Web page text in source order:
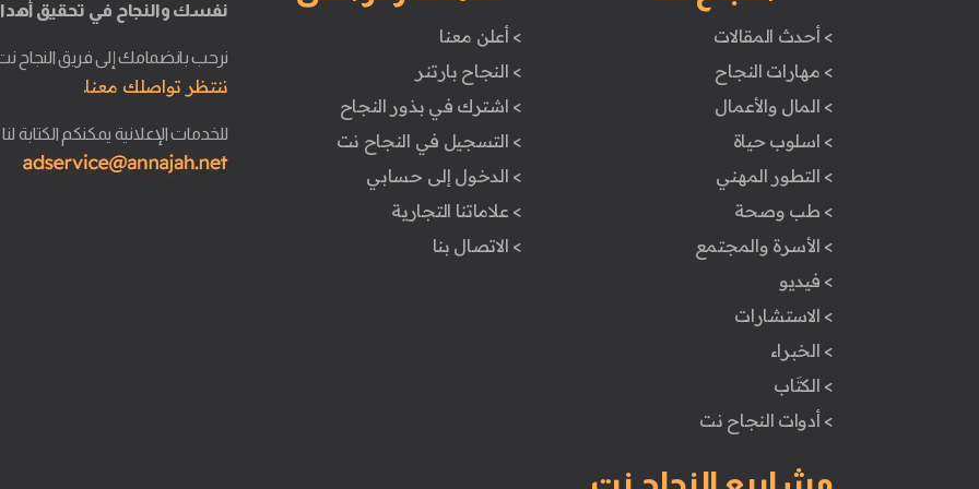
> أحدث المقالات
> مهارات النجاح
> المال والأعمال
> اسلوب حياة
> التطور المهني
> طب وصحة
> الأسرة والمجتمع
> فيديو
> الاستشارات
> الخبراء
> الكتَاب
> أدوات النجاح نت
> أعلن معنا
> النجاح بارتنر
> اشترك في بذور النجاح
> التسجيل في النجاح نت
> الدخول إلى حسابي
> علاماتنا التجارية
> الاتصال بنا
نفسك والنجاح في تحقيق
نرحب بانضمامك إلى فريق النجاح
ننتظر تواصلك معنا.
للخدمات الإعلانية يمكنكم الكتابة لنا